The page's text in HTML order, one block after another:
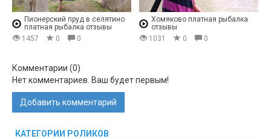
Пионерский пруд в селятино
платная рыбалка отзывы
1457
0 0
Хомяково платная рыбалка
отзывы
1031
0 0
Комментарии (0)
Нет комментариев. Ваш будет первым!
Добавить комментарий
КАТЕГОРИИ РОЛИКОВ